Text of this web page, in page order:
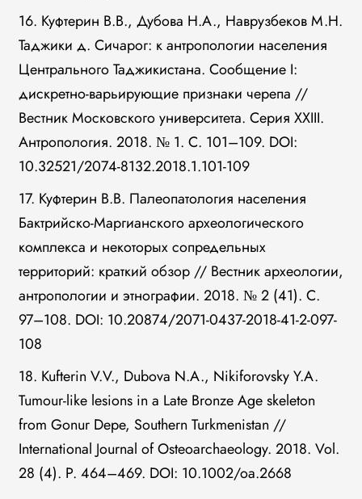
16. Куфтерин В.В., Дубова Н.А., Наврузбеков М.Н.
Таджики д. Сичарог: к антропологии населения
Центрального Таджикистана. Сообщение I:
дискретно-варьирующие признаки черепа //
Вестник Московского университета. Серия XXIII.
Антропология. 2018. № 1. С. 101–109. DOI:
10.32521/2074-8132.2018.1.101-109
17. Куфтерин В.В. Палеопатология населения
Бактрийско-Маргианского археологического
комплекса и некоторых сопредельных
территорий: краткий обзор // Вестник археологии,
антропологии и этнографии. 2018. № 2 (41). С.
97–108. DOI: 10.20874/2071-0437-2018-41-2-097-
108
18. Kufterin V.V., Dubova N.A., Nikiforovsky Y.A.
Tumour-like lesions in a Late Bronze Age skeleton
from Gonur Depe, Southern Turkmenistan //
International Journal of Osteoarchaeology. 2018. Vol.
28 (4). P. 464–469. DOI: 10.1002/oa.2668